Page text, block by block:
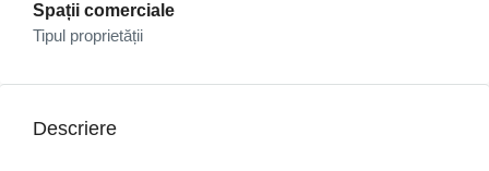
Spații comerciale
Tipul proprietății
Descriere